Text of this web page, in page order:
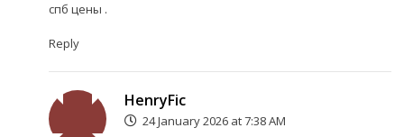
спб цены .
Reply
HenryFic
24 January 2026 at 7:38 AM